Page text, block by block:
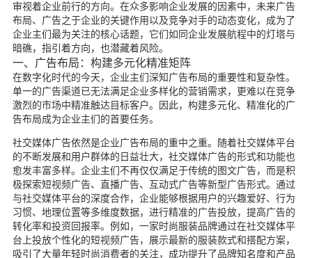
审视着企业前行的方向。在众多影响企业发展的因素中，未来广告
布局、广告之于企业的关键作用以及竞争对手的动态变化，成为了
企业主们最为关注的核心话题，它们如同企业发展航程中的灯塔与
暗礁，指引着方向，也潜藏着风险。
一、广告布局：构建多元化精准矩阵
在数字化时代的今天，企业主们深知广告布局的重要性和复杂性。
单一的广告渠道已无法满足企业多样化的营销需求，更难以在竞争
激烈的市场中精准触达目标客户。因此，构建多元化、精准化的广
告布局成为企业主们的首要任务。
社交媒体广告依然是企业广告布局的重中之重。随着社交媒体平台
的不断发展和用户群体的日益壮大，社交媒体广告的形式和功能也
愈发丰富多样。企业主们不再仅仅满足于传统的图文广告，而是积
极探索短视频广告、直播广告、互动式广告等新型广告形式。通过
与社交媒体平台的深度合作，企业能够根据用户的兴趣爱好、行为
习惯、地理位置等多维度数据，进行精准的广告投放，提高广告的
转化率和投资回报率。例如，一家时尚服装品牌通过在社交媒体平
台上投放个性化的短视频广告，展示最新的服装款式和搭配方案，
吸引了大量年轻时尚消费者的关注，成功提升了品牌知名度和产品